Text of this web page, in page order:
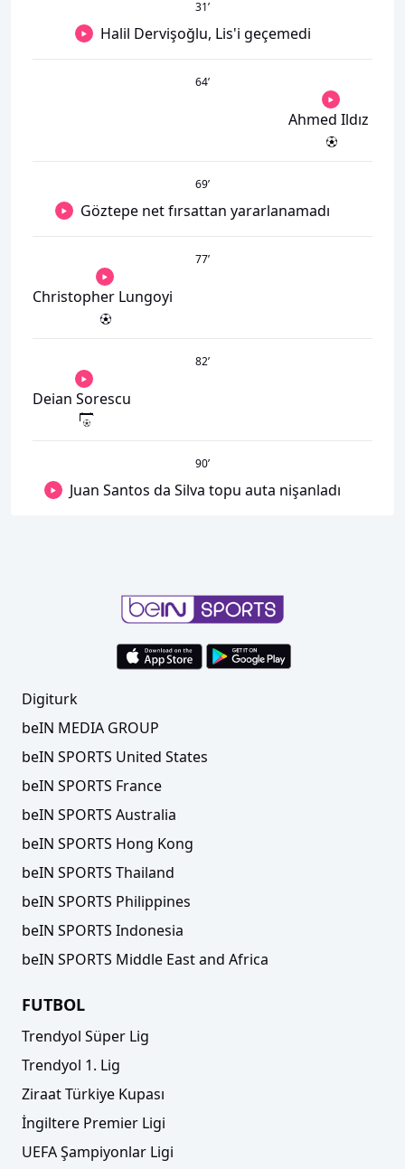
31’
Halil Dervişoğlu, Lis'i geçemedi
64’
Ahmed Ildız
69’
Göztepe net fırsattan yararlanamadı
77’
Christopher Lungoyi
82’
Deian Sorescu
90’
Juan Santos da Silva topu auta nişanladı
Digiturk
beIN MEDIA GROUP
beIN SPORTS United States
beIN SPORTS France
beIN SPORTS Australia
beIN SPORTS Hong Kong
beIN SPORTS Thailand
beIN SPORTS Philippines
beIN SPORTS Indonesia
beIN SPORTS Middle East and Africa
FUTBOL
Trendyol Süper Lig
Trendyol 1. Lig
Ziraat Türkiye Kupası
İngiltere Premier Ligi
UEFA Şampiyonlar Ligi